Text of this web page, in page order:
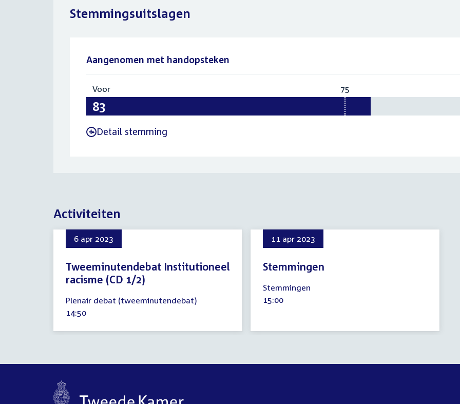
Stemmingsuitslagen
Aangenomen met handopsteken
Voor 75
- Detail stemming
Activiteiten
6 apr 2023
Tweeminutendebat Institutioneel
racisme (CD 1/2)
april
2023
Plenair debat (tweeminutendebat)
Tijd
14:50
11 apr 2023
Stemmingen
april
2023
Stemmingen
Tijd
15:00